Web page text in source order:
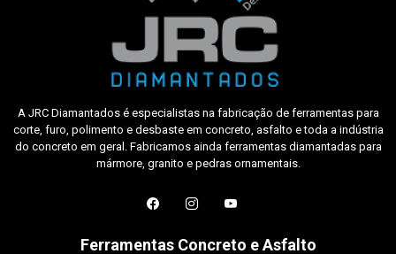
A JRC Diamantados é especialistas na fabricação de ferramentas para
corte, furo, polimento e desbaste em concreto, asfalto e toda a indústria
do concreto em geral. Fabricamos ainda ferramentas diamantadas para
mármore, granito e pedras ornamentais.
Ferramentas Concreto e Asfalto